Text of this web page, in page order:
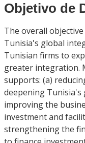
Objetivo de
The overall
Tunisia's global
Tunisian firms to
greater integration.
supports: (a)
deepening
improving the
investment and
strengthening the